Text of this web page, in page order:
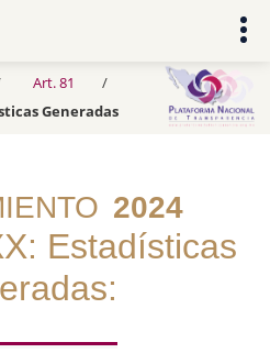
Art. 81
Generadas
2024
Estadísticas